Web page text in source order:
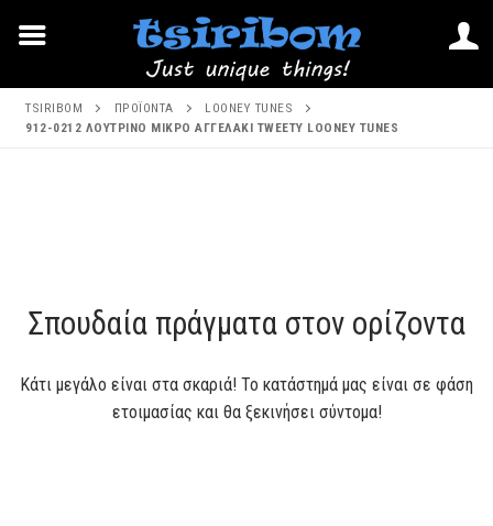
Μετάβαση
TSIRIBOM ΠΡΟΪΌΝΤΑ
LOONEY TUNES
912-0212 ΛΟΥΤΡΙΝΟ ΜΙΚΡΟ ΑΓΓΕΛΑΚΙ TWEETY LOONEY TUNES
Σπουδαία πράγματα στον ορίζοντα
Κάτι μεγάλο είναι στα σκαριά! Το κατάστημά μας είναι σε φάση
ετοιμασίας και θα ξεκινήσει σύντομα!